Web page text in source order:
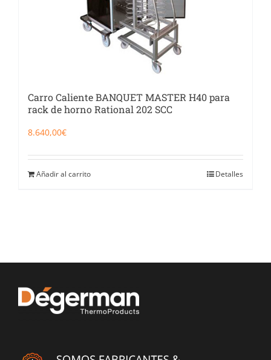
Carro Caliente BANQUET MASTER H40 para
rack de horno Rational 202 SCC
8.640,00€
Añadir al carrito Detalles